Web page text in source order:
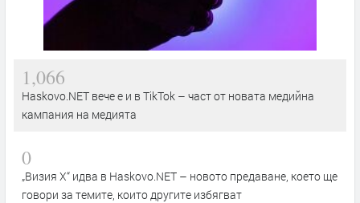
1,066
Haskovo.NET вече е и в TikTok – част от новата медийна
кампания на медията
0
„Визия Х“ идва в Haskovo.NET – новото предаване, което ще
говори за темите, които другите избягват